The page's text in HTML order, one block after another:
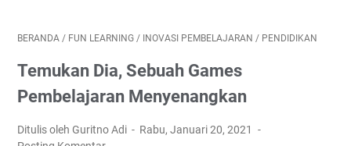
BERANDA / FUN LEARNING / INOVASI PEMBELAJARAN / PENDIDIKAN
Temukan Dia, Sebuah Games
Pembelajaran Menyenangkan
Ditulis oleh Guritno Adi
Rabu, Januari 20, 2021